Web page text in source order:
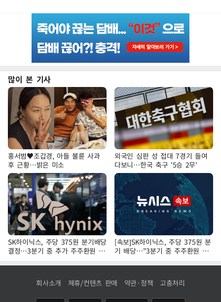
많이 본 기사
홍서범♥조갑경, 아들 불륜 사과
후 근황…밝은 미소
외국인 심판 성 접대 7경기 들여
다보니…한국 축구 '5승 2무'
SK하이닉스, 주당 375원 분기배당
결정…3분기 중 추가 주주환원 발
표
[속보]SK하이닉스, 주당 375원 분
기 배당…"3분기 중 주주환원 방
안 확정"
회사소개 제휴/컨텐츠 판매 약관·정책 고충처리